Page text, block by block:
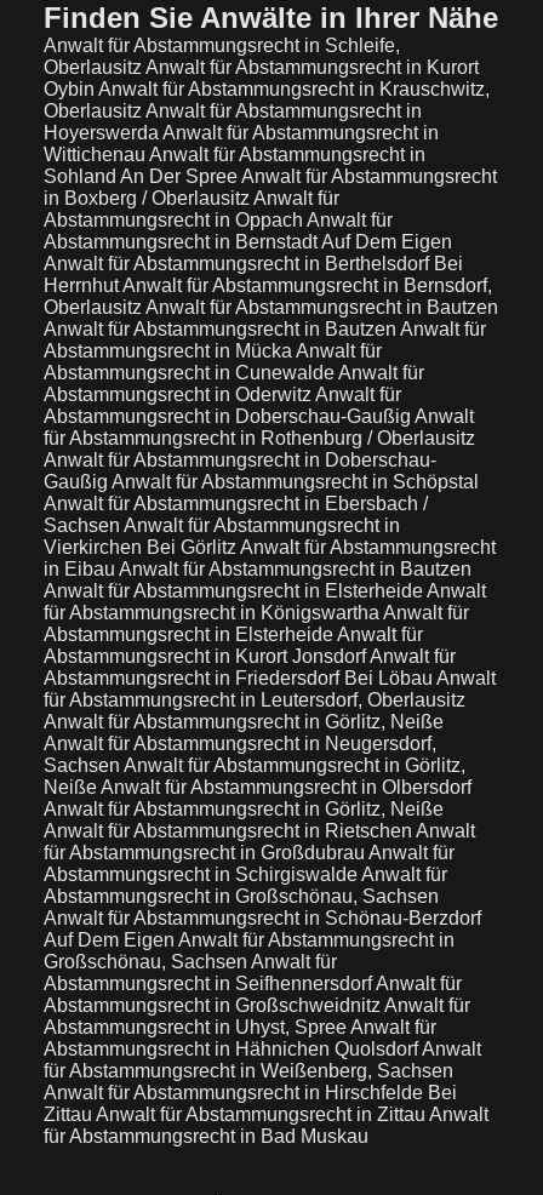
Finden Sie Anwälte in Ihrer Nähe
Anwalt für Abstammungsrecht in Schleife,
Oberlausitz Anwalt für Abstammungsrecht in Kurort
Oybin Anwalt für Abstammungsrecht in Krauschwitz,
Oberlausitz Anwalt für Abstammungsrecht in
Hoyerswerda Anwalt für Abstammungsrecht in
Wittichenau Anwalt für Abstammungsrecht in
Sohland An Der SpreeAnwalt für Abstammungsrecht
in Boxberg / Oberlausitz Anwalt für
Abstammungsrecht in Oppach Anwalt für
Abstammungsrecht in Bernstadt Auf Dem Eigen
Anwalt für Abstammungsrecht in Berthelsdorf Bei
HerrnhutAnwalt für Abstammungsrecht in Bernsdorf,
Oberlausitz Anwalt für Abstammungsrecht in Bautzen
Anwalt für Abstammungsrecht in Bautzen Anwalt für
Abstammungsrecht in Mücka Anwalt für
Abstammungsrecht in CunewaldeAnwalt für
Abstammungsrecht in Oderwitz Anwalt für
Abstammungsrecht in Doberschau-Gaußig Anwalt
für Abstammungsrecht in Rothenburg / Oberlausitz
Anwalt für Abstammungsrecht in Doberschau-
Gaußig Anwalt für Abstammungsrecht in Schöpstal
Anwalt für Abstammungsrecht in Ebersbach /
Sachsen Anwalt für Abstammungsrecht in
Vierkirchen Bei Görlitz Anwalt für Abstammungsrecht
in Eibau Anwalt für Abstammungsrecht in Bautzen
Anwalt für Abstammungsrecht in ElsterheideAnwalt
für Abstammungsrecht in Königswartha Anwalt für
Abstammungsrecht in ElsterheideAnwalt für
Abstammungsrecht in Kurort JonsdorfAnwalt für
Abstammungsrecht in Friedersdorf Bei Löbau Anwalt
für Abstammungsrecht in Leutersdorf, Oberlausitz
Anwalt für Abstammungsrecht in Görlitz, Neiße
Anwalt für Abstammungsrecht in Neugersdorf,
Sachsen Anwalt für Abstammungsrecht in Görlitz,
NeißeAnwalt für Abstammungsrecht in Olbersdorf
Anwalt für Abstammungsrecht in Görlitz, Neiße
Anwalt für Abstammungsrecht in Rietschen Anwalt
für Abstammungsrecht in Großdubrau Anwalt für
Abstammungsrecht in SchirgiswaldeAnwalt für
Abstammungsrecht in Großschönau, Sachsen
Anwalt für Abstammungsrecht in Schönau-Berzdorf
Auf Dem Eigen Anwalt für Abstammungsrecht in
Großschönau, Sachsen Anwalt für
Abstammungsrecht in SeifhennersdorfAnwalt für
Abstammungsrecht in Großschweidnitz Anwalt für
Abstammungsrecht in Uhyst, SpreeAnwalt für
Abstammungsrecht in Hähnichen QuolsdorfAnwalt
für Abstammungsrecht in Weißenberg, Sachsen
Anwalt für Abstammungsrecht in Hirschfelde Bei
Zittau Anwalt für Abstammungsrecht in Zittau Anwalt
für Abstammungsrecht in Bad Muskau